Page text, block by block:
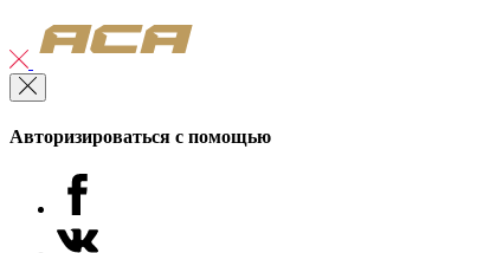
Авторизироваться с помощью